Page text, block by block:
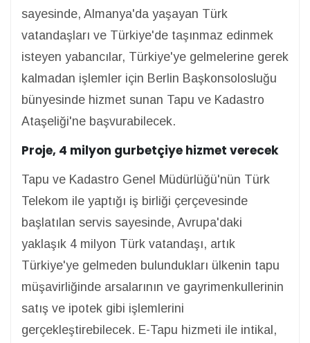
sayesinde, Almanya'da yaşayan Türk
vatandaşları ve Türkiye'de taşınmaz edinmek
isteyen yabancılar, Türkiye'ye gelmelerine gerek
kalmadan işlemler için Berlin Başkonsolosluğu
bünyesinde hizmet sunan Tapu ve Kadastro
Ataşeliği'ne başvurabilecek.
Proje, 4 milyon gurbetçiye hizmet verecek
Tapu ve Kadastro Genel Müdürlüğü'nün Türk
Telekom ile yaptığı iş birliği çerçevesinde
başlatılan servis sayesinde, Avrupa'daki
yaklaşık 4 milyon Türk vatandaşı, artık
Türkiye'ye gelmeden bulundukları ülkenin tapu
müşavirliğinde arsalarının ve gayrimenkullerinin
satış ve ipotek gibi işlemlerini
gerçekleştirebilecek. E-Tapu hizmeti ile intikal,